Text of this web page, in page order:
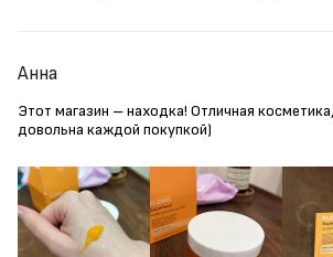
Анна
Этот магазин – находка! Отличная
довольна каждой покупкой)